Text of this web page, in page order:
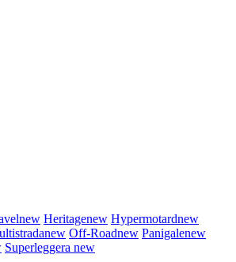
new Heritagenew Hypermotardnew
new Off-Roadnew Panigalenew
Superleggera new